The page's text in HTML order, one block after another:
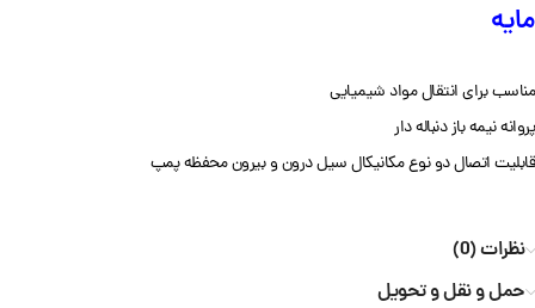
مایه
مناسب برای انتقال مواد شیمیایی
پروانه نیمه باز دنباله دار
قابلیت اتصال دو نوع مکانیکال سیل درون و بیرون محفظه پمپ
نظرات (0)
حمل و نقل و تحویل